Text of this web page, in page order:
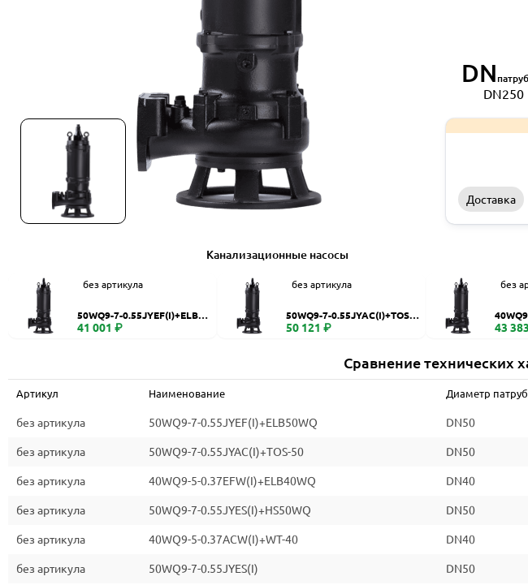
DN
DN250
Доставка
Канализационные насосы
без артикула
50WQ9-7-0.55JYEF(I)+ELB50
WQ
41 001 ₽
без артикула
50WQ9-7-0.55JYAC(I)+TOS-5
0
50 121 ₽
без
WQ
43
Сравнение технических
Артикул Наименование Диаметр
без артикула 50WQ9-7-0.55JYEF(I)+ELB50WQ DN50
без артикула 50WQ9-7-0.55JYAC(I)+TOS-50 DN50
без артикула 40WQ9-5-0.37EFW(I)+ELB40WQ DN40
без артикула 50WQ9-7-0.55JYES(I)+HS50WQ DN50
без артикула 40WQ9-5-0.37ACW(I)+WT-40 DN40
без артикула 50WQ9-7-0.55JYES(I) DN50